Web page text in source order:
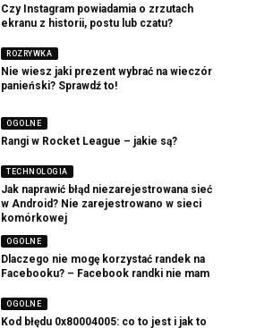
Czy Instagram powiadamia o zrzutach
ekranu z historii, postu lub czatu?
ROZRYWKA
Nie wiesz jaki prezent wybrać na wieczór
panieński? Sprawdź to!
OGOLNE
Rangi w Rocket League – jakie są?
TECHNOLOGIA
Jak naprawić błąd niezarejestrowana sieć
w Android? Nie zarejestrowano w sieci
komórkowej
OGOLNE
Dlaczego nie mogę korzystać randek na
Facebooku? – Facebook randki nie mam
OGOLNE
Kod błędu 0x80004005: co to jest i jak to